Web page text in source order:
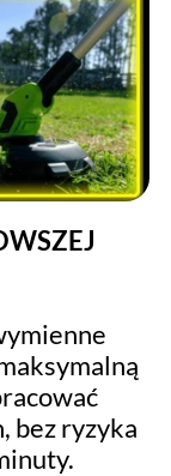
bez ryzyka